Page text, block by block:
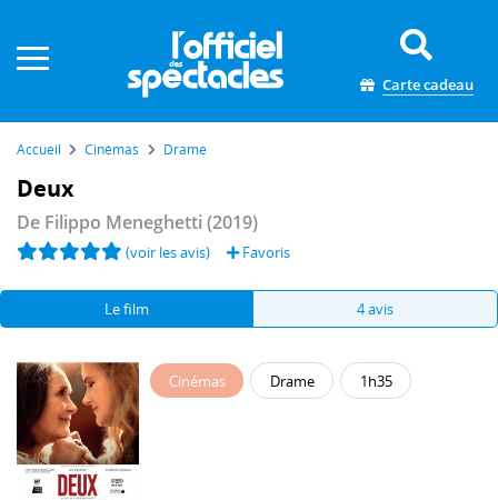
Carte cadeau
Accueil Cinémas Drame
Deux
De Filippo Meneghetti (2019)
(voir les avis) Favoris
Le film 4 avis
Cinémas Drame 1h35